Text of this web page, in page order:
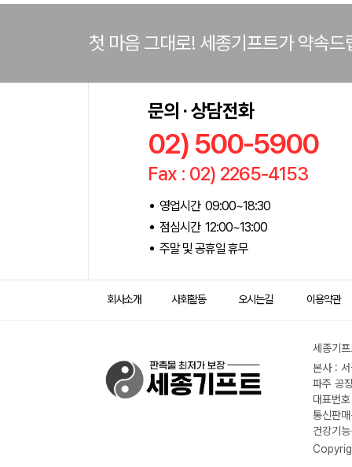
첫 마음 그대로! 세종기프트가 약속드
문의 · 상담전화
02) 500-5900
Fax : 02) 2265-4153
영업시간 09:00~18:30
점심시간 12:00~13:00
주말 및 공휴일 휴무
회사소개 사회활동 오시는길 이용약관
세종기
본사 :
파주 공
대표번
통신판
건강기